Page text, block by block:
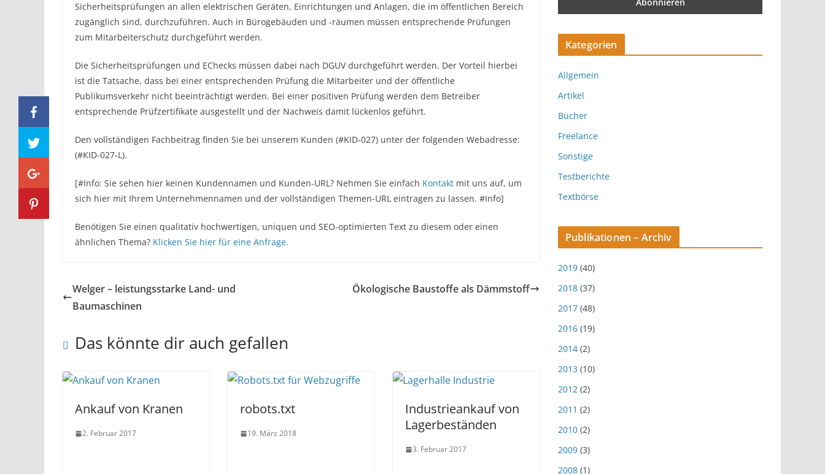
Sicherheitsprüfungen an allen elektrischen Geräten, Einrichtungen und Anlagen, die im öffentlichen Bereich
zugänglich sind, durchzuführen. Auch in Bürogebäuden und -räumen müssen entsprechende Prüfungen
zum Mitarbeiterschutz durchgeführt werden.
Die Sicherheitsprüfungen und EChecks müssen dabei nach DGUV durchgeführt werden. Der Vorteil hierbei
ist die Tatsache, dass bei einer entsprechenden Prüfung die Mitarbeiter und der öffentliche
Publikumsverkehr nicht beeinträchtigt werden. Bei einer positiven Prüfung werden dem Betreiber
entsprechende Prüfzertifikate ausgestellt und der Nachweis damit lückenlos geführt.
Den vollständigen Fachbeitrag finden Sie bei unserem Kunden (#KID-027) unter der folgenden Webadresse:
(#KID-027-L).
[#Info: Sie sehen hier keinen Kundennamen und Kunden-URL? Nehmen Sie einfach Kontakt mit uns auf, um
sich hier mit Ihrem Unternehmennamen und der vollständigen Themen-URL eintragen zu lassen. #Info]
Benötigen Sie einen qualitativ hochwertigen, uniquen und SEO-optimierten Text zu diesem oder einen
ähnlichen Thema? Klicken Sie hier für eine Anfrage.
Welger – leistungsstarke Land- und
Baumaschinen
Ökologische Baustoffe als Dämmstoff
Das könnte dir auch gefallen
Ankauf von Kranen
2. Februar 2017
robots.txt
19. März 2018
Industrieankauf von
Lagerbeständen
3. Februar 2017
Kategorien
Allgemein
Artikel
Bücher
Freelance
Sonstige
Testberichte
Textbörse
Publikationen – Archiv
2019 (40)
2018 (37)
2017 (48)
2016 (19)
2014 (2)
2013 (10)
2012 (2)
2011 (2)
2010 (2)
2009 (3)
2008 (1)